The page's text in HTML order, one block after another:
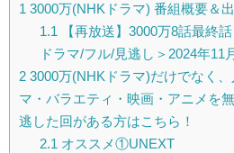
1 3000万(NHKドラマ) 番組概要＆
1.1 【再放送】3000万8話最終
ドラマ/フル/見逃し＞2024年11
2 3000万(NHKドラマ)だけでなく
マ・バラエティ・映画・アニメを
逃した回がある方はこちら！
2.1 オススメ①UNEXT